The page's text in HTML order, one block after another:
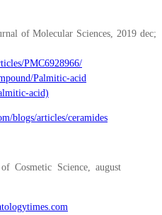
of Molecular Sciences, 2019 dec;
PMC6928966/
Palmitic-acid
acid)
blogs/articles/ceramides
Cosmetic Science, august